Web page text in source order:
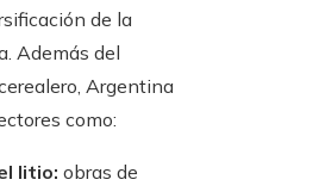
de la
Además del
Argentina
como:
litio: obras de